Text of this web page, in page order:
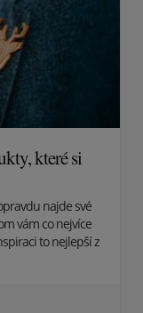
které si
najde své
vám co nejvíce
to nejlepší z